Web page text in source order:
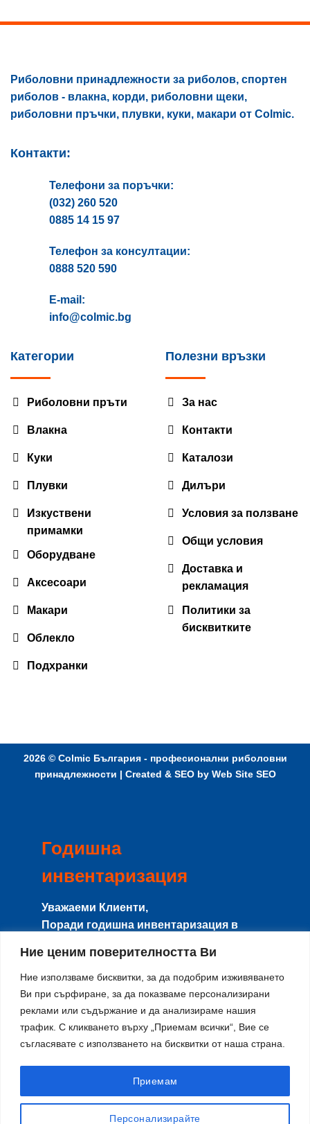
Ние ценим поверителността Ви
Ние използваме бисквитки, за да подобрим изживяването
Ви при сърфиране, за да показваме персонализирани
реклами или съдържание и да анализираме нашия
трафик. С кликването върху „Приемам всички“, Вие се
съгласявате с използването на бисквитки от наша страна.
Персонализирайте
Приемам
Риболовни принадлежности за риболов, спортен
риболов - влакна, корди, риболовни щеки,
риболовни пръчки, плувки, куки, макари от Colmic.
Контакти:
Телефони за поръчки:
(032) 260 520
0885 14 15 97
Телефон за консултации:
0888 520 590
E-mail:
info@colmic.bg
Категории
Риболовни пръти
Влакна
Куки
Плувки
Изкуствени
примамки
Оборудване
Аксесоари
Макари
Облекло
Подхранки
Полезни връзки
За нас
Контакти
Каталози
Дилъри
Условия за ползване
Общи условия
Доставка и
рекламация
Политики за
бисквитките
2026 © Colmic България - професионални риболовни
принадлежности | Created & SEO by Web Site SEO
Годишна
инвентаризация
Уважаеми Клиенти,
Поради годишна инвентаризация в
няма да работят с клиенти, и няма да се
изпращат поръчки.
Направените поръчки в този период ще
се изпращат от17-ти Августпо реда на
тяхното получаване.
Благодарим за разбирането и се
извиняваме за причиненото